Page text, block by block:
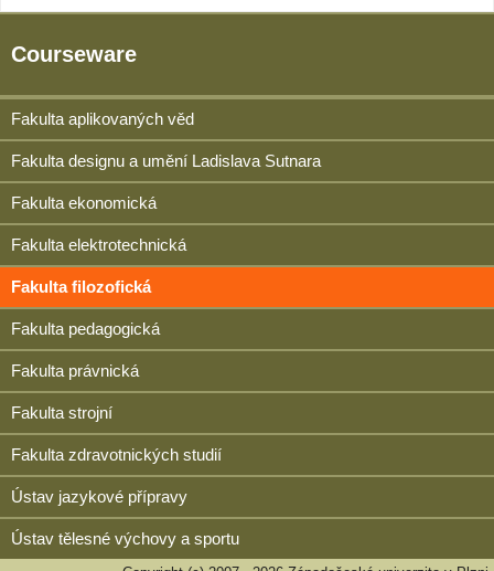
Courseware
Fakulta aplikovaných věd
Fakulta designu a umění Ladislava Sutnara
Fakulta ekonomická
Fakulta elektrotechnická
Fakulta filozofická
Fakulta pedagogická
Fakulta právnická
Fakulta strojní
Fakulta zdravotnických studií
Ústav jazykové přípravy
Ústav tělesné výchovy a sportu